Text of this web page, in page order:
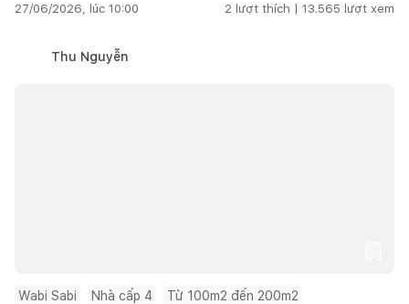
27/06/2026, lúc 10:00 2 lượt thích | 13.565 lượt xem
Thu Nguyễn
Wabi Sabi Nhà cấp 4 Từ 100m2 đến 200m2